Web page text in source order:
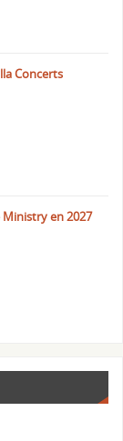
Concerts
en 2027